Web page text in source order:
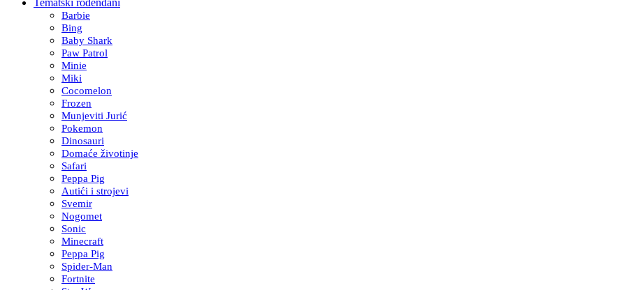
Barbie
Bing
Baby Shark
Paw Patrol
Minie
Miki
Cocomelon
Frozen
Munjeviti Jurić
Pokemon
Dinosauri
Domaće životinje
Safari
Peppa Pig
Autići i strojevi
Svemir
Nogomet
Sonic
Minecraft
Peppa Pig
Spider-Man
Fortnite